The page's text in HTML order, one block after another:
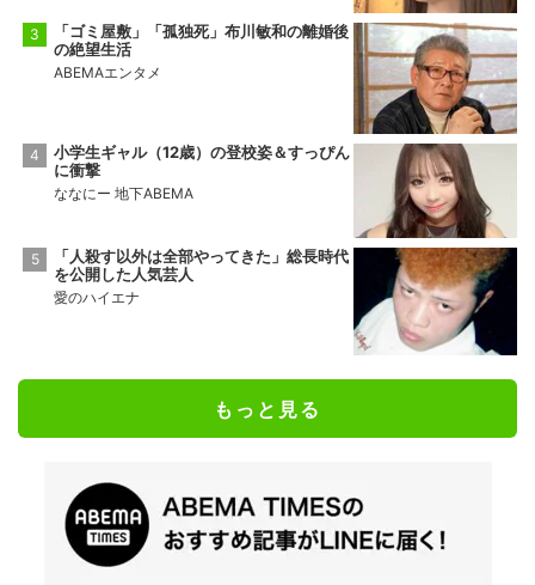
「ゴミ屋敷」「孤独死」布川敏和の離婚後
の絶望生活
ABEMAエンタメ
小学生ギャル（12歳）の登校姿＆すっぴん
に衝撃
ななにー 地下ABEMA
「人殺す以外は全部やってきた」総長時代
を公開した人気芸人
愛のハイエナ
もっと見る